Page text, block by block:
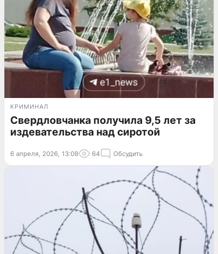
КРИМИНАЛ
Свердловчанка получила 9,5 лет за
издевательства над сиротой
6 апреля, 2026, 13:08 64 Обсудить